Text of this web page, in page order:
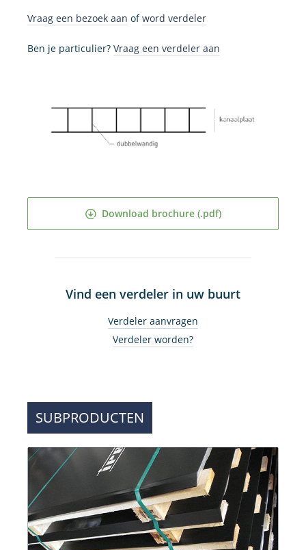
Vraag een bezoek aan ofword verdeler
Ben je particulier? Vraag een verdeler aan
Download brochure (.pdf)
Vind een verdeler in uw buurt
Verdeler aanvragen
Verdeler worden?
SUBPRODUCTEN